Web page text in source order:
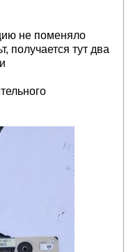
не поменяло
получается тут два